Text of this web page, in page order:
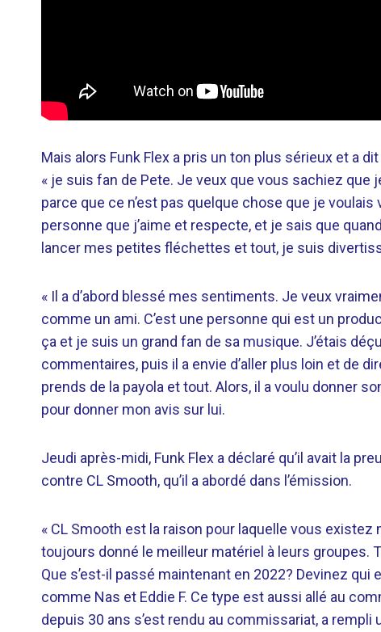
Mais alors Funk Flex a pris un ton plus sérieux et a
« je suis fan de Pete. Je veux que vous sachiez
parce que ce n’est pas quelque chose que je
personne que j’aime et respecte, et je sais que
lancer mes petites fléchettes et tout, je suis
« Il a d’abord blessé mes sentiments. Je veux
comme un ami. C’est une personne qui est un
ça et je suis un grand fan de sa musique. J’étais
commentaires, puis il a envie d’aller plus loin et de
prends de la payola et tout. Alors, il a voulu donner
pour donner mon avis sur lui.
Jeudi après-midi, Funk Flex a déclaré qu’il avait la
contre CL Smooth, qu’il a abordé dans l’émission.
« CL Smooth est la raison pour laquelle vous
toujours donné le meilleur matériel à leurs groupes.
Que s’est-il passé maintenant en 2022? Devinez
comme Nas et Eddie F. Ce type est aussi allé au
depuis 30 ans s’est rendu au commissariat, a rempli